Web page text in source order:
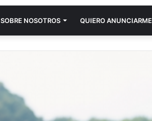
SOBRE NOSOTROS QUIERO ANUNCIARME